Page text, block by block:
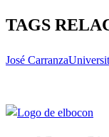
TAGS
José Carranza